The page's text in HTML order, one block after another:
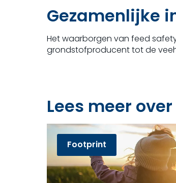
Gezamenlijke
Het waarborgen van feed
grondstofproducent tot de
Lees meer
Footprint